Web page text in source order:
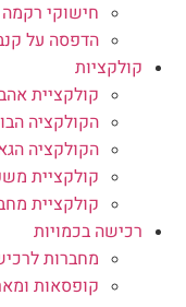
חישוקי רקמה
הדפסה על
קולקציות
קולקציית
הקולקציה
הקולקציה
קולקציית
קולקציית
רכישה בכמויות
מחברות
קופסאות